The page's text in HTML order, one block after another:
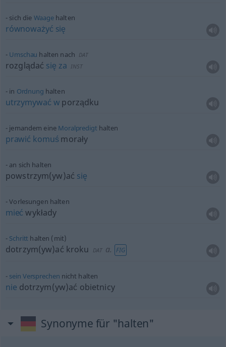
sich die Waagehalten
równoważyć się
Umschau halten nach DAT
rozglądać się za INST
in Ordnung halten
utrzymywać w porządku
jemandem eine Moralpredigt halten
prawić komuś morały
an sich halten
powstrzym(yw)ać się
Vorlesungen halten
mieć wykłady
Schritt halten (mit)
dotrzym(yw)ać kroku DAT a. FIG
sein Versprechen nicht halten
nie dotrzym(yw)ać obietnicy
Synonyme für "halten"